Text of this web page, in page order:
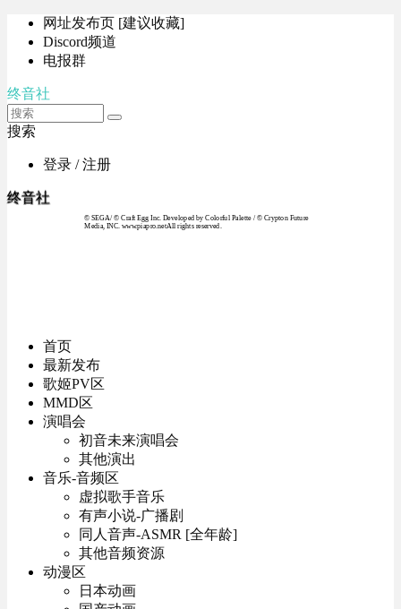
网址发布页 [建议收藏]
Discord频道
电报群
终音社
搜索
登录 / 注册
终音社
© SEGA / © Craft Egg Inc. Developed by Colorful Palette / © Crypton Future
Media, INC. www.piapro.netAll rights reserved.
首页
最新发布
歌姬PV区
MMD区
演唱会
初音未来演唱会
其他演出
音乐-音频区
虚拟歌手音乐
有声小说-广播剧
同人音声-ASMR [全年龄]
其他音频资源
动漫区
日本动画